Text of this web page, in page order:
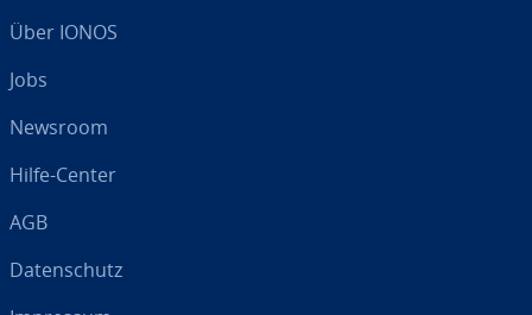
Über IONOS
Jobs
Newsroom
Hilfe-Center
AGB
Da­ten­schutz